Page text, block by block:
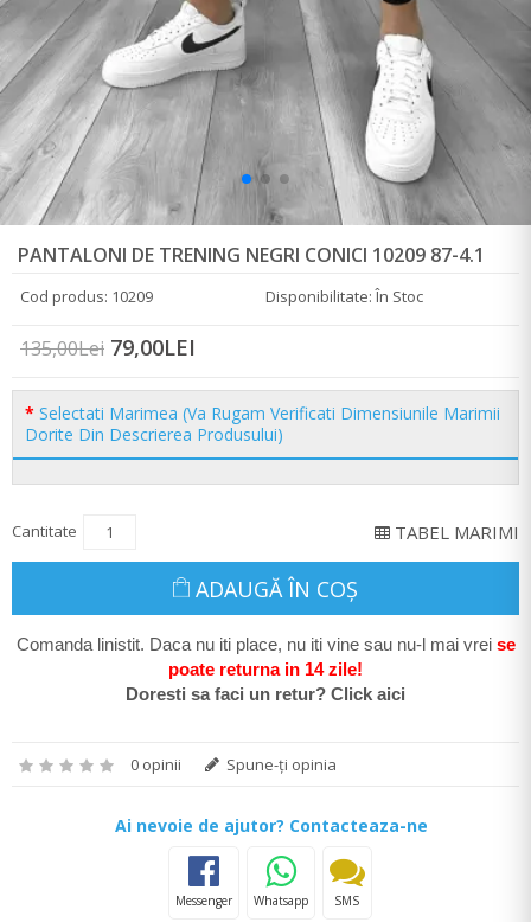
PANTALONI DE TRENING NEGRI CONICI 10209 87-4.1
Cod produs: 10209 Disponibilitate: În Stoc
135,00Lei 79,00LEI
Selectati Marimea (Va Rugam Verificati Dimensiunile Marimii
Dorite Din Descrierea Produsului)
Cantitate TABEL MARIMI
ADAUGĂ ÎN COŞ
Comanda linistit. Daca nu iti place, nu iti vine sau nu-l mai vrei se
poate returna in 14 zile!
Doresti sa faci un retur? Click aici
0 opinii Spune-ţi opinia
Ai nevoie de ajutor? Contacteaza-ne
Messenger Whatsapp SMS